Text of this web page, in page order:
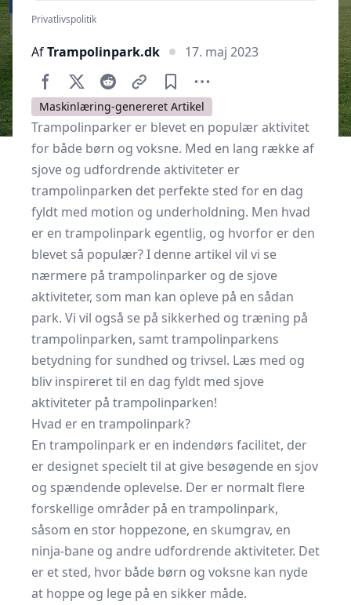
AfTrampolinpark.dk 17. maj 2023
Maskinlæring-genereret Artikel
Trampolinparker er blevet en populær aktivitet
for både børn og voksne. Med en lang række af
sjove og udfordrende aktiviteter er
trampolinparken det perfekte sted for en dag
fyldt med motion og underholdning. Men hvad
er en trampolinpark egentlig, og hvorfor er den
blevet så populær? I denne artikel vil vi se
nærmere på trampolinparker og de sjove
aktiviteter, som man kan opleve på en sådan
park. Vi vil også se på sikkerhed og træning på
trampolinparken, samt trampolinparkens
betydning for sundhed og trivsel. Læs med og
bliv inspireret til en dag fyldt med sjove
aktiviteter på trampolinparken!
Hvad er en trampolinpark?
En trampolinpark er en indendørs facilitet, der
er designet specielt til at give besøgende en sjov
og spændende oplevelse. Der er normalt flere
forskellige områder på en trampolinpark,
såsom en stor hoppezone, en skumgrav, en
ninja-bane og andre udfordrende aktiviteter. Det
er et sted, hvor både børn og voksne kan nyde
at hoppe og lege på en sikker måde.
Privatlivspolitik